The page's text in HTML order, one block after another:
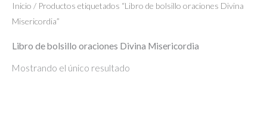
Inicio / Productos etiquetados “Libro de bolsillo oraciones Divina
Misericordia”
Libro de bolsillo oraciones Divina Misericordia
Mostrando el único resultado